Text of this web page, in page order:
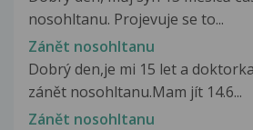
nosohltanu. Projevuje se to...
Zánět nosohltanu
Dobrý den,je mi 15 let a
zánět nosohltanu.Mam jít 14.6...
Zánět nosohltanu